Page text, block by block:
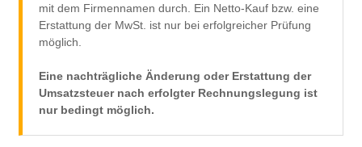
mit dem Firmennamen durch. Ein Netto-Kauf bzw. eine
Erstattung der MwSt. ist nur bei erfolgreicher Prüfung
möglich.
Eine nachträgliche Änderung oder Erstattung der
Umsatzsteuer nach erfolgter Rechnungslegung ist
nur bedingt möglich.